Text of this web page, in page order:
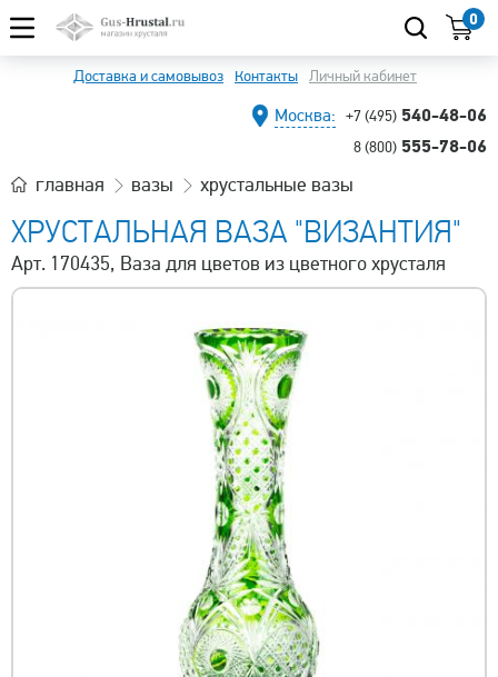
0
Доставка и самовывоз Контакты Личный кабинет
Москва: +7 (495) 540-48-06
8 (800) 555-78-06
главная вазы хрустальные вазы
ХРУСТАЛЬНАЯ ВАЗА "ВИЗАНТИЯ"
Арт. 170435, Ваза для цветов из цветного хрусталя